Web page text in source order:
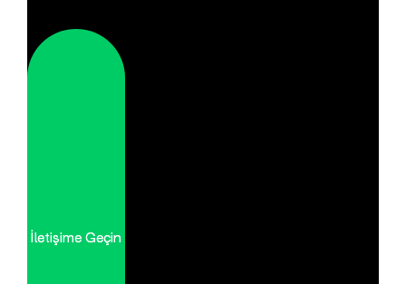
İletişime Geçin
İletişime Geçin